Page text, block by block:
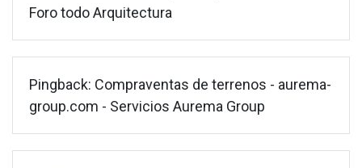
Foro todo Arquitectura
Pingback: Compraventas de terrenos - aurema-
group.com - Servicios Aurema Group